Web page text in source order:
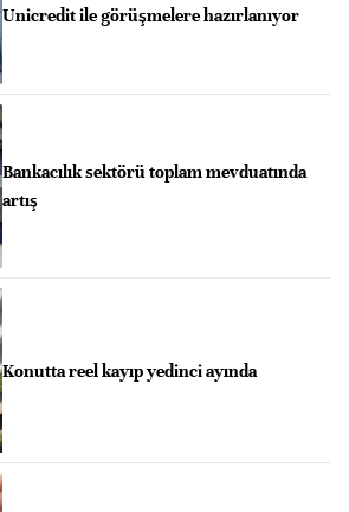
Unicredit ile görüşmelere hazırlanıyor
Bankacılık sektörü toplam mevduatında
artış
Konutta reel kayıp yedinci ayında